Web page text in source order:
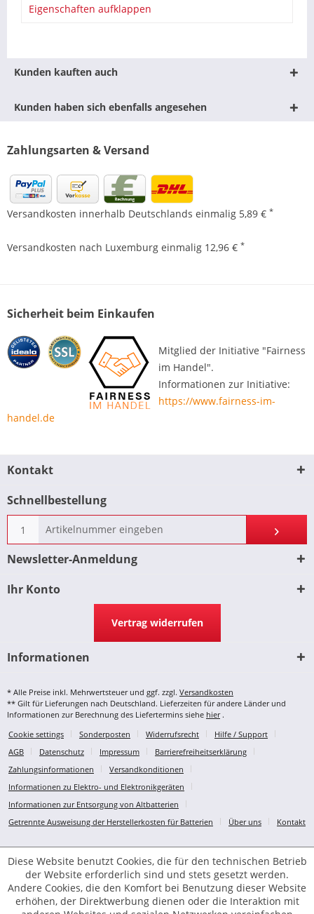
Eigenschaften aufklappen
Kunden kauften auch
Kunden haben sich ebenfalls angesehen
Zahlungsarten & Versand
Versandkosten innerhalb Deutschlands einmalig 5,89 € *
Versandkosten nach Luxemburg einmalig 12,96 € *
Sicherheit beim Einkaufen
Mitglied der Initiative "Fairness
im Handel".
Informationen zur Initiative:
https://www.fairness-im-
handel.de
Kontakt
Schnellbestellung
Newsletter-Anmeldung
Ihr Konto
Vertrag widerrufen
Informationen
* Alle Preise inkl. Mehrwertsteuer und ggf. zzgl. Versandkosten
** Gilt für Lieferungen nach Deutschland. Lieferzeiten für andere Länder und
Informationen zur Berechnung des Liefertermins siehe hier.
Cookie settings
Sonderposten Widerrufsrecht
Hilfe / Support
AGB
Datenschutz Impressum
Barrierefreiheitserklärung
Zahlungsinformationen
Versandkonditionen
Informationen zu Elektro- und Elektronikgeräten
Informationen zur Entsorgung von Altbatterien
Getrennte Ausweisung der Herstellerkosten für Batterien
Über uns Kontakt
Diese Website benutzt Cookies, die für den technischen Betrieb
der Website erforderlich sind und stets gesetzt werden.
Andere Cookies, die den Komfort bei Benutzung dieser Website
erhöhen, der Direktwerbung dienen oder die Interaktion mit